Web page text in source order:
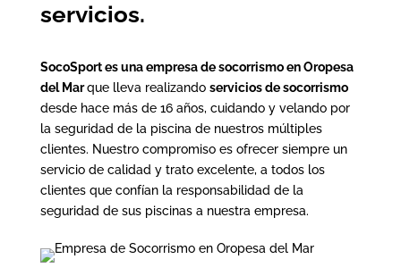
servicios.
SocoSport es una empresa de socorrismo en Oropesa
del Marque lleva realizando servicios de socorrismo
desde hace más de 16 años, cuidando y velando por
la seguridad de la piscina de nuestros múltiples
clientes. Nuestro compromiso es ofrecer siempre un
servicio de calidad y trato excelente, a todos los
clientes que confían la responsabilidad de la
seguridad de sus piscinas a nuestra empresa.